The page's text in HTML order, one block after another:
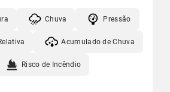
Chuva Pressão
Acumulado de Chuva
Risco de Incêndio